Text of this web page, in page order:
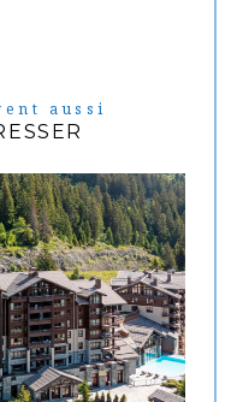
aussi